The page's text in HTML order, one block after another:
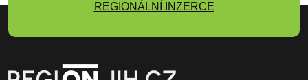
REGIONÁLNÍ INZERCE